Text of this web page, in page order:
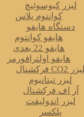
لیزر کیوسوئیچ
کوانتوم پلاس
دستگاه هایفو
هایفو کوانتوم
هایفو 22 بعدی
هایفو اولترافورمر
لیزر CO2 فرکشنال
لیزر تیتانیوم
آر اف فرکشنال
لیزر اندولیفت
پلکسر